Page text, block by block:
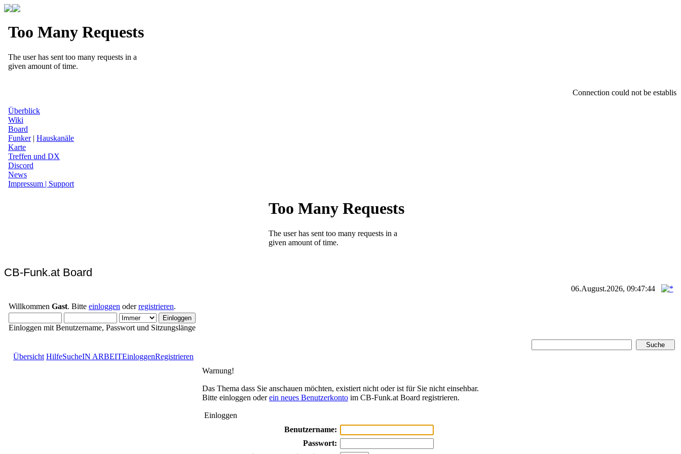
Connection could not be
Überblick
Wiki
Board
Funker| Hauskanäle
Karte
Treffen und DX
Discord
News
Impressum | Support
CB-Funk.at Board
06.August.2026, 09:47:44
Willkommen Gast. Bitte einloggen oderregistrieren.
Einloggen mit Benutzername, Passwort und Sitzungslänge
Übersicht HilfeSucheIN ARBEITEinloggenRegistrieren
Warnung!
Das Thema dass Sie anschauen möchten, existiert nicht oder ist für Sie nicht einsehbar.
Bitte einloggen oderein neues Benutzerkonto im CB-Funk.at Board registrieren.
Einloggen
Benutzername:
Passwort: